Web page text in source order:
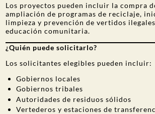
Los proyectos pueden incluir la compra
ampliación de programas de reciclaje,
limpieza y prevención de vertidos
educación comunitaria.
¿Quién puede solicitarlo?
Los solicitantes elegibles pueden incluir:
Gobiernos locales
Gobiernos tribales
Autoridades de residuos sólidos
Vertederos y estaciones de